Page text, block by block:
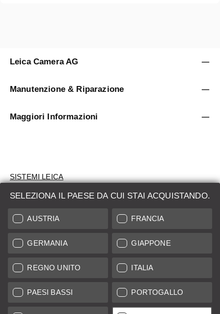
SELEZIONA IL PAESE DA CUI STAI ACQUISTANDO.
AUSTRIA FRANCIA
GERMANIA GIAPPONE
REGNO UNITO ITALIA
PAESI BASSI PORTOGALLO
Leica Camera AG
Manutenzione & Riparazione
Maggiori Informazioni
SISTEMI LEICA
VALUTAZIONE
CERCHI UN PRODOTTO?
ASTE
PRODOTTI NUOVI
LEICA STORES